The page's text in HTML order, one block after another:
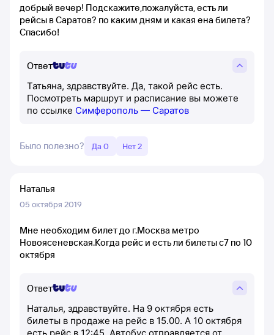
добрый вечер! Подскажите,пожалуйста, есть ли
рейсы в Саратов? по каким дням и какая ена билета?
Спасибо!
Ответ
Татьяна, здравствуйте. Да, такой рейс есть.
Посмотреть маршрут и расписание вы можете
по ссылке Симферополь — Саратов
Было полезно? Да 0 Нет 2
Наталья
05 октября 2019
Мне необходим билет до г.Москва метро
Новоясеневская.Когда рейс и есть ли билеты с7 по 10
октября
Ответ
Наталья, здравствуйте. На 9 октября есть
билеты в продаже на рейс в 15.00. А 10 октября